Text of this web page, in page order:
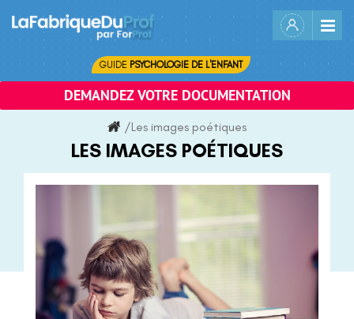
content
GUIDE PSYCHOLOGIE DE L'ENFANT
DEMANDEZ VOTRE DOCUMENTATION
/Les images poétiques
LES IMAGES POÉTIQUES